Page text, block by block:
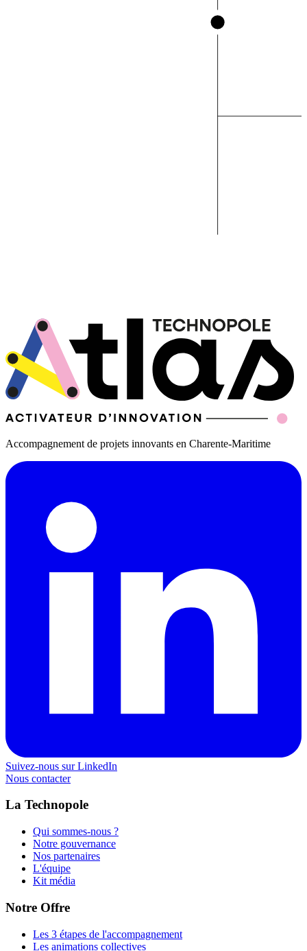
Accompagnement de projets innovants en Charente-Maritime
Suivez-nous sur LinkedIn
Nous contacter
La Technopole
Qui sommes-nous ?
Notre gouvernance
Nos partenaires
L'équipe
Kit média
Notre Offre
Les 3 étapes de l'accompagnement
Les animations collectives